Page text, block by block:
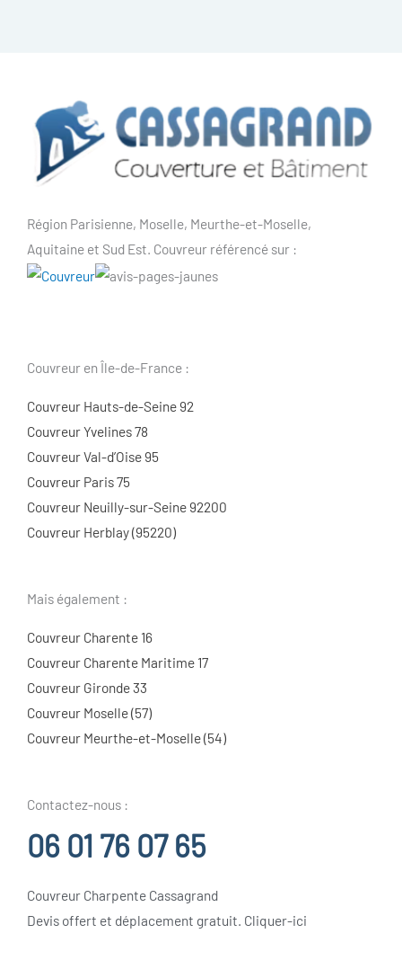
Région Parisienne, Moselle, Meurthe-et-Moselle,
Aquitaine et Sud Est. Couvreur référencé sur :
Couvreur en Île-de-France :
Couvreur Hauts-de-Seine 92
Couvreur Yvelines 78
Couvreur Val-d’Oise 95
Couvreur Paris 75
Couvreur Neuilly-sur-Seine 92200
Couvreur Herblay (95220)
Mais également :
Couvreur Charente 16
Couvreur Charente Maritime 17
Couvreur Gironde 33
Couvreur Moselle (57)
Couvreur Meurthe-et-Moselle (54)
Contactez-nous :
06 01 76 07 65
Couvreur Charpente Cassagrand
Devis offert et déplacement gratuit. Cliquer-ici